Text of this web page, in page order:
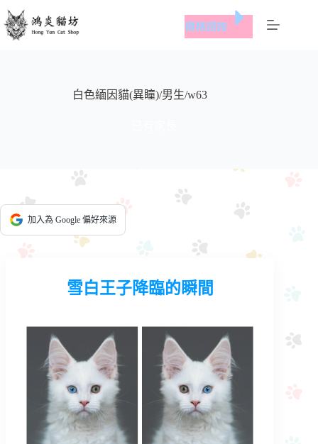
跳
至
價格諮詢
白色緬因貓(異瞳)/男生/w63
加入為 Google 偏好來源
雪白王子降臨的瞬間